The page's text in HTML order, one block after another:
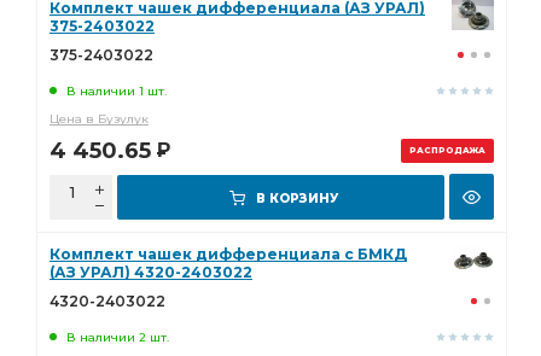
РАСПРОДАЖА
Комплект чашек дифференциала (АЗ УРАЛ)
375-2403022
375-2403022
В наличии 1 шт.
Цена в Бузулук
4 450.65 Р
В КОРЗИНУ
Комплект чашек дифференциала с БМКД
(АЗ УРАЛ) 4320-2403022
4320-2403022
В наличии 2 шт.